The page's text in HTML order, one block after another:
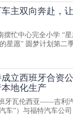
主双向奔赴，
摆忙中心完全小学 “
星愿” 圆梦计划第二
立西班牙合资
地化生产
牙瓦伦西亚——吉利
车”）与福特汽车公